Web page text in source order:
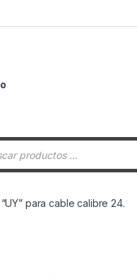
de productos
para cable calibre 24.